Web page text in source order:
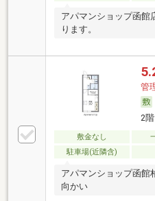
アパマンショップ函館
ります。
管
2
敷金なし
駐車場(近隣含)
アパマンショップ函館
向かい